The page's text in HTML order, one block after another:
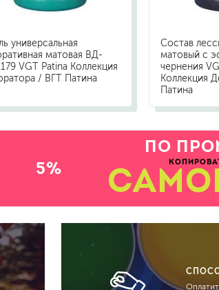
универсальная
матовая ВД-
VGT Patina Коллекция
/ ВГТ Патина
Состав
матовый с
чернения
Коллекция
Патина
5%
ПО